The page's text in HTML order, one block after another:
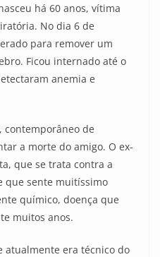
há 60 anos, vítima
No dia 6 de
para remover um
Ficou internado até o
anemia e
contemporâneo de
a morte do amigo. O ex-
que se trata contra a
que sente muitíssimo
químico, doença que
muitos anos.
atualmente era técnico do